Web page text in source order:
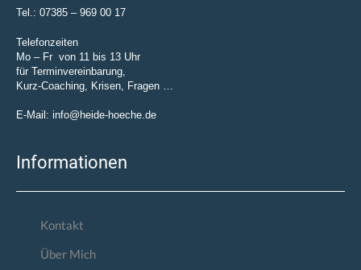
Tel.: 07385 – 969 00 17
Telefonzeiten
Mo – Fr von 11 bis 13 Uhr
für Terminvereinbarung,
Kurz-Coaching, Krisen, Fragen …
E-Mail: info@heide-hoeche.de
Informationen
Kontakt
Über Mich